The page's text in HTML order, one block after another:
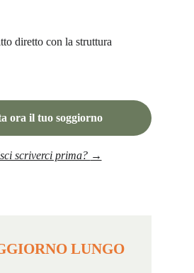
scriverci prima? →
ora il tuo soggiorno
diretto con la struttura
LUNGO